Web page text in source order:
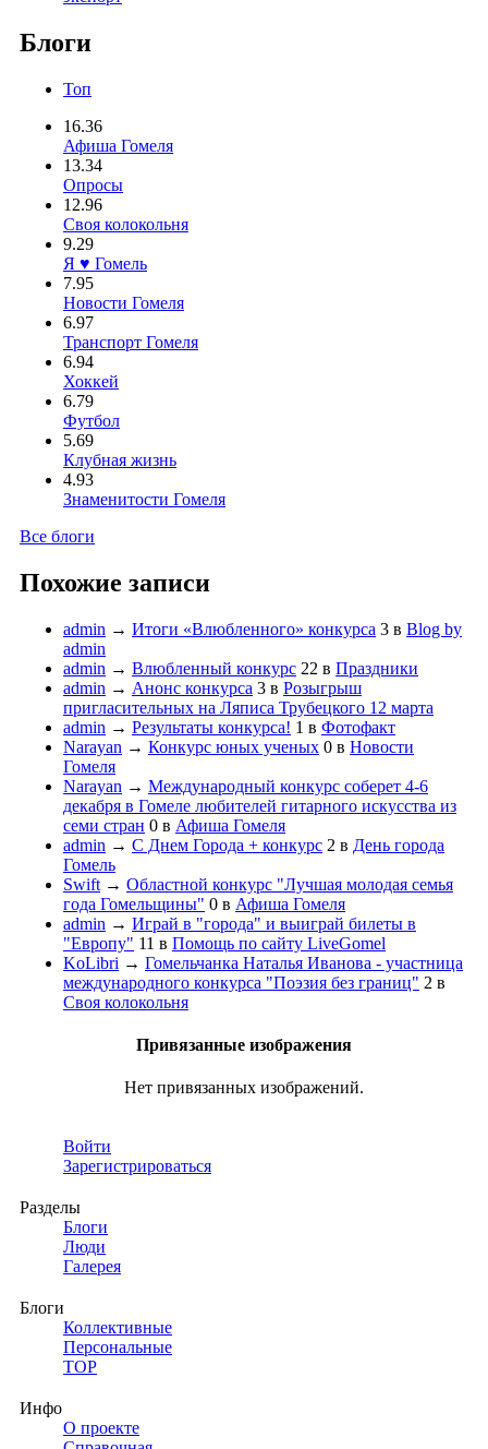
Блоги
Топ
16.36
Афиша Гомеля
13.34
Опросы
12.96
Своя колокольня
9.29
Я ♥ Гомель
7.95
Новости Гомеля
6.97
Транспорт Гомеля
6.94
Хоккей
6.79
Футбол
5.69
Клубная жизнь
4.93
Знаменитости Гомеля
Все блоги
Похожие записи
admin → Итоги «Влюбленного» конкурса 3 в Blog by
admin
admin → Влюбленный конкурс 22 в Праздники
admin → Анонс конкурса 3 в Розыгрыш
пригласительных на Ляписа Трубецкого 12 марта
admin → Результаты конкурса! 1 в Фотофакт
Narayan → Конкурс юных ученых 0 в Новости
Гомеля
Narayan → Международный конкурс соберет 4-6
декабря в Гомеле любителей гитарного искусства из
семи стран 0 в Афиша Гомеля
admin → С Днем Города + конкурс 2 в День города
Гомель
Swift → Областной конкурс "Лучшая молодая семья
года Гомельщины" 0 в Афиша Гомеля
admin → Играй в "города" и выиграй билеты в
"Европу" 11 в Помощь по сайту LiveGomel
KoLibri → Гомельчанка Наталья Иванова - участница
международного конкурса "Поэзия без границ" 2 в
Своя колокольня
Привязанные изображения
Нет привязанных изображений.
Войти
Зарегистрироваться
Разделы
Блоги
Люди
Галерея
Блоги
Коллективные
Персональные
TOP
Инфо
О проекте